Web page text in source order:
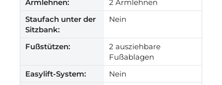
Armlehnen:
2 Armlehnen
Staufach unter der
Sitzbank:
Nein
Fußstützen:
2 ausziehbare
Fußablagen
Easylift-System:
Nein